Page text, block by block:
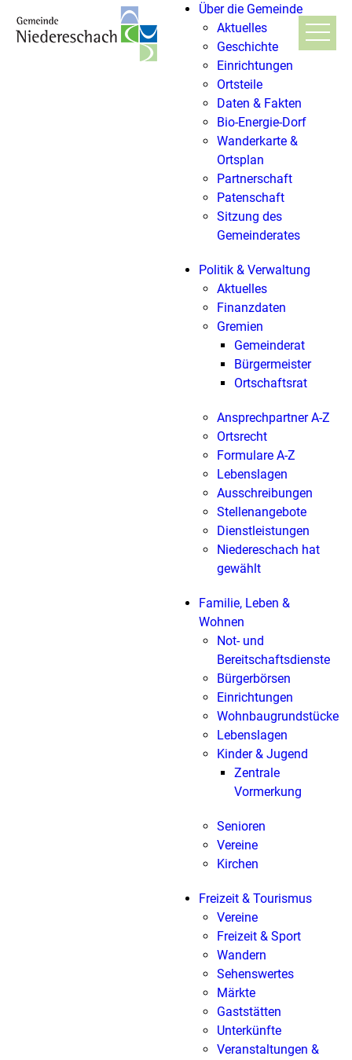
Über die Gemeinde
Aktuelles
Geschichte
Einrichtungen
Ortsteile
Daten & Fakten
Bio-Energie-Dorf
Wanderkarte &
Ortsplan
Partnerschaft
Patenschaft
Sitzung des
Gemeinderates
Politik & Verwaltung
Aktuelles
Finanzdaten
Gremien
Gemeinderat
Bürgermeister
Ortschaftsrat
Ansprechpartner A-Z
Ortsrecht
Formulare A-Z
Lebenslagen
Ausschreibungen
Stellenangebote
Dienstleistungen
Niedereschach hat
gewählt
Familie, Leben &
Wohnen
Not- und
Bereitschaftsdienste
Bürgerbörsen
Einrichtungen
Wohnbaugrundstücke
Lebenslagen
Kinder & Jugend
Zentrale
Vormerkung
Senioren
Vereine
Kirchen
Freizeit & Tourismus
Vereine
Freizeit & Sport
Wandern
Sehenswertes
Märkte
Gaststätten
Unterkünfte
Veranstaltungen &